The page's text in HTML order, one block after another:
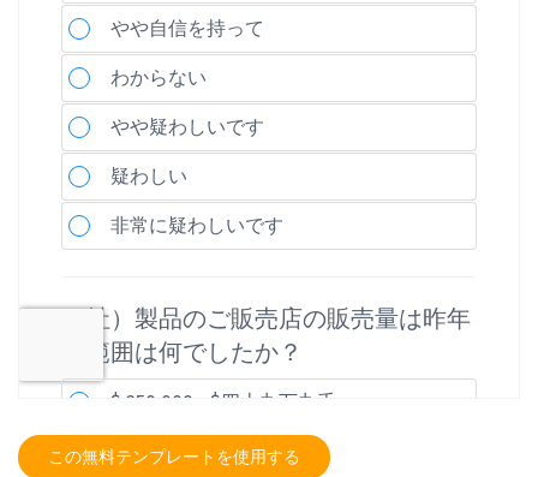
この無料テンプレートを使用する